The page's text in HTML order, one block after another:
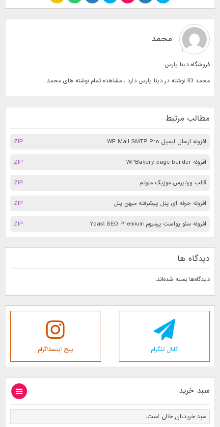
محمد
فروشگاه دینا پارس
محمد 83 نوشته در دینا پارس دارد . مشاهده تمام نوشته های
محمد
مطالب مرتبط
ZIP افزونه ارسال ایمیل WP Mail SMTP Pro
ZIP افزونه WPBakery page builder
ZIP قالب وردپرس موزیک ملوتم
ZIP افزونه حرفه ای پنل پیشرفته میهن پنل
ZIP افزونه سئو یواست پرمیوم Yoast SEO Premium
دیدگاه ها
دیدگاه‌ها بسته شده‌اند.
کانال تلگرام پیج اینستاگرام
سبد خرید
سبد خریدتان خالی است.